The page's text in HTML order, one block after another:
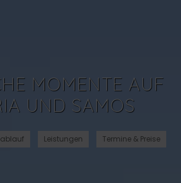
MOMENTE AUF
UND SAMOS
Leistungen Termine & Preise